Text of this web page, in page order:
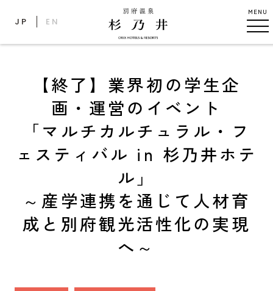
JP EN
MENU
【終了】業界初の学生企
画・運営のイベント
「マルチカルチュラル・フ
ェスティバル in 杉乃井ホテ
ル」
～産学連携を通じて人材育
成と別府観光活性化の実現
へ～